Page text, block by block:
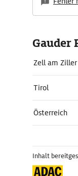
Gauder
Zell am Ziller
Tirol
Österreich
Inhalt